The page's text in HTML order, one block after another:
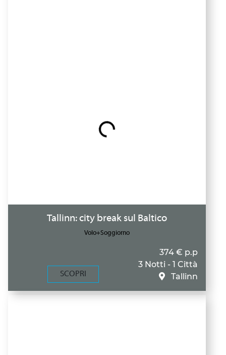
Tallinn: city break sul Baltico
Volo+Soggiorno
SCOPRI
374 € p.p
3 Notti - 1 Città
Tallinn